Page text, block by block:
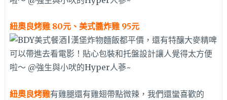
紐奧良烤雞 80元、美式醬炸雞 95元
紐奧良烤雞有雞腿還有雞翅帶點微辣，我們還蠻喜歡的